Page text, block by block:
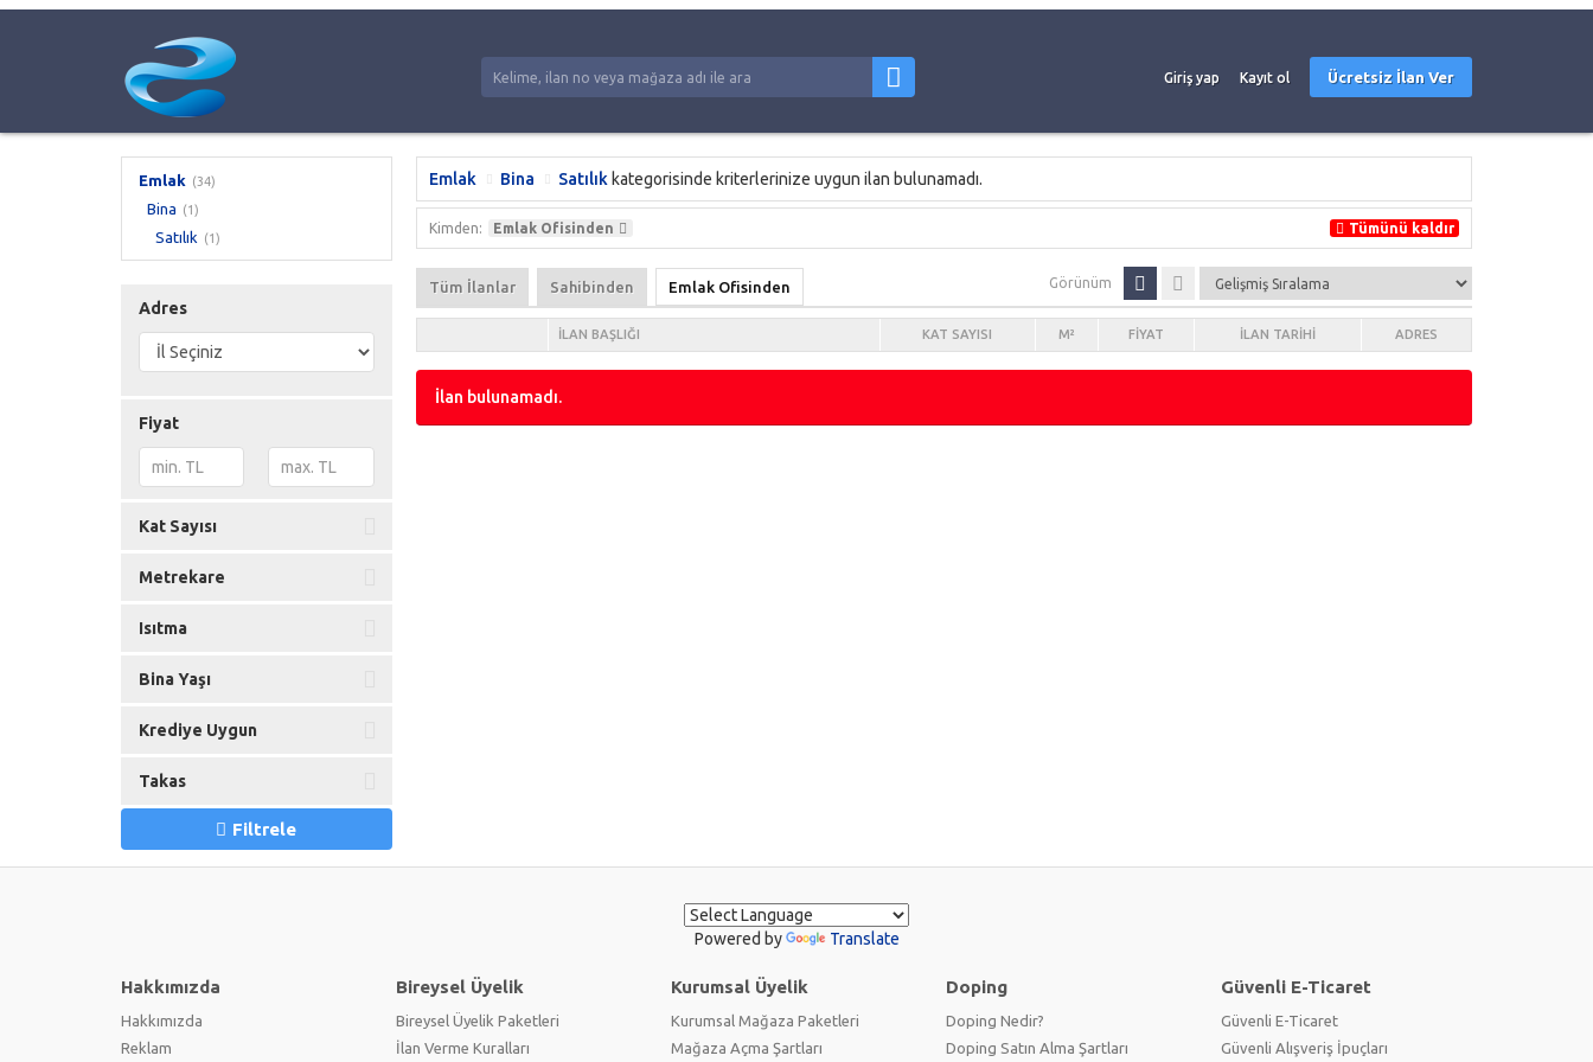
Giriş yap Kayıt ol Ücretsiz İlan Ver
Emlak (34)
Bina (1)
Satılık (1)
Adres
Fiyat
Kat Sayısı
Metrekare
Isıtma
Bina Yaşı
Krediye Uygun
Takas
Filtrele
Emlak Bina Satılık kategorisinde kriterlerinize uygun ilan bulunamadı.
Kimden: Emlak Ofisinden Tümünü kaldır
Tüm İlanlar Sahibinden Emlak Ofisinden Görünüm
İLAN BAŞLIĞI KAT SAYISI M² FIYAT İLAN TARIHI ADRES
İlan bulunamadı.
Powered by Translate
Hakkımızda
Hakkımızda
Reklam
Bireysel Üyelik
Bireysel Üyelik Paketleri
İlan Verme Kuralları
Kurumsal Üyelik
Kurumsal Mağaza Paketleri
Mağaza Açma Şartları
Doping
Doping Nedir?
Doping Satın Alma Şartları
Güvenli E-Ticaret
Güvenli E-Ticaret
Güvenli Alışveriş İpuçları